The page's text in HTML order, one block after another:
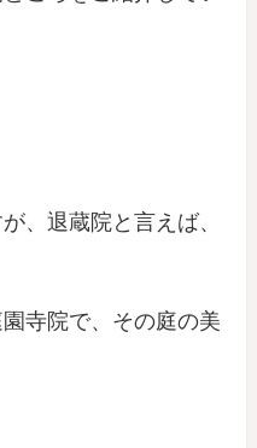
、退蔵院と言えば、
寺院で、その庭の美